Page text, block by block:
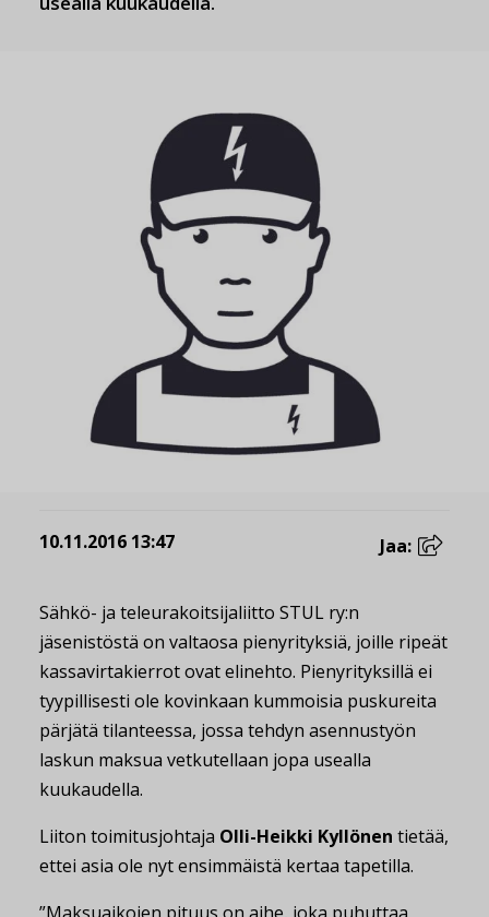
10.11.2016 13:47 Jaa:
Sähkö- ja teleurakoitsijaliitto STUL ry:n
jäsenistöstä on valtaosa pienyrityksiä, joille ripeät
kassavirtakierrot ovat elinehto. Pienyrityksillä ei
tyypillisesti ole kovinkaan kummoisia puskureita
pärjätä tilanteessa, jossa tehdyn asennustyön
laskun maksua vetkutellaan jopa usealla
kuukaudella.
Liiton toimitusjohtaja Olli-Heikki Kyllönen tietää,
ettei asia ole nyt ensimmäistä kertaa tapetilla.
”Maksuaikojen pituus on aihe, joka puhuttaa